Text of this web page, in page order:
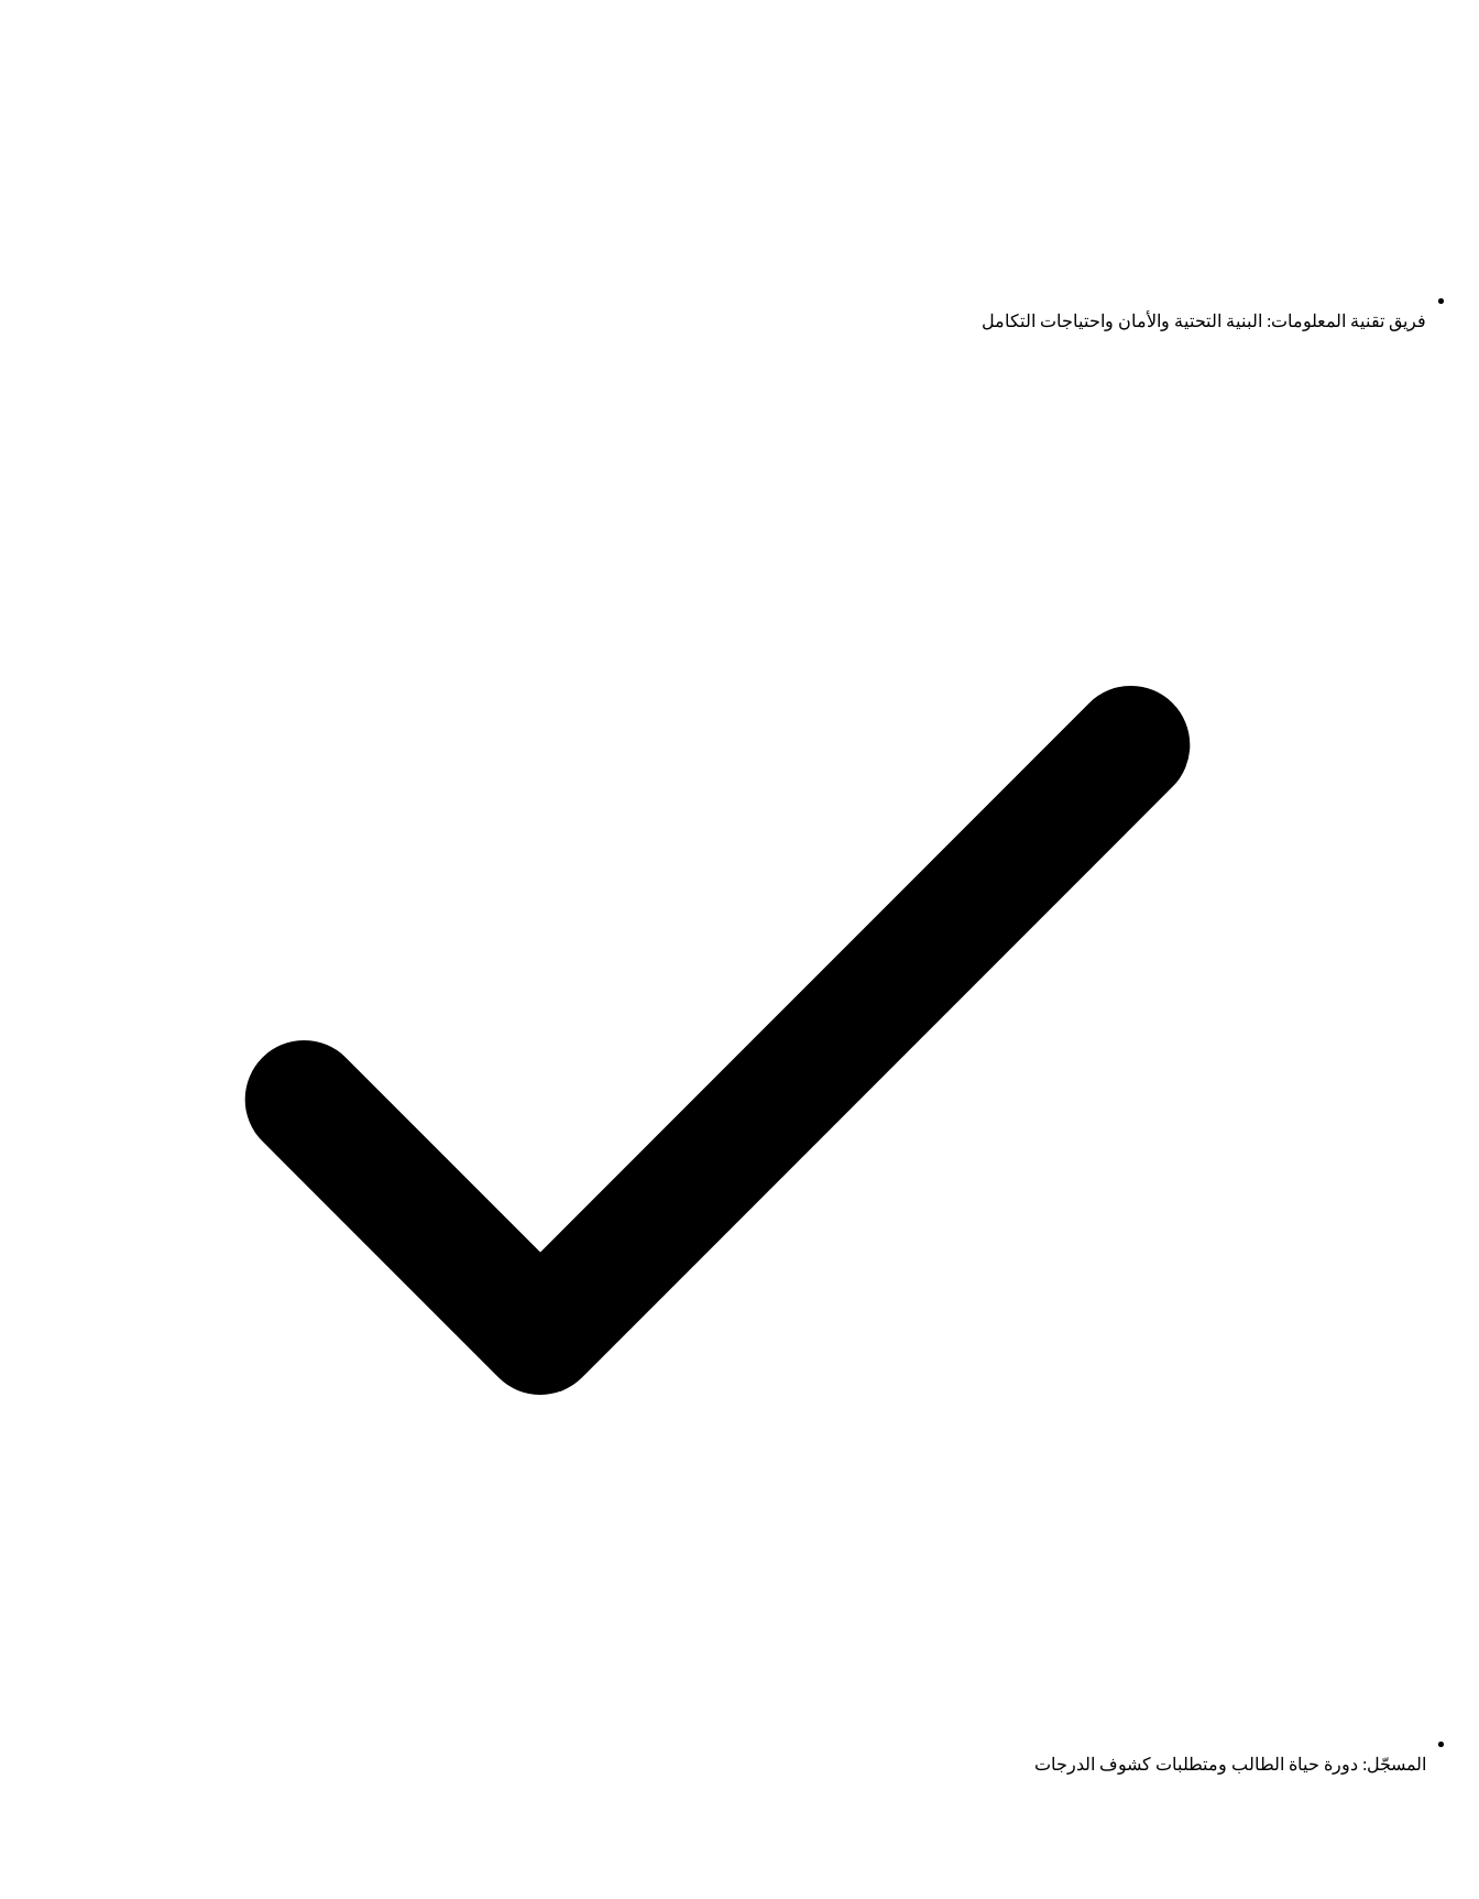
فريق تقنية المعلومات: البنية التحتية والأمان واحتياجات التكامل
المسجّل: دورة حياة الطالب ومتطلبات كشوف الدرجات